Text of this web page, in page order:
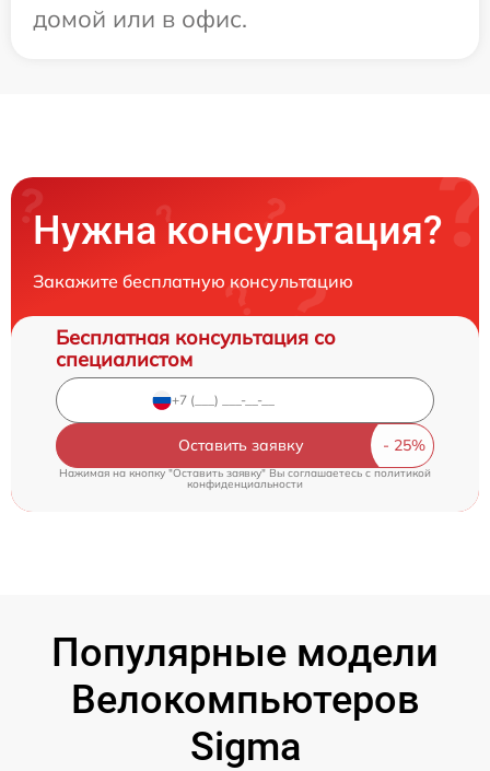
домой или в офис.
Нужна консультация?
Закажите бесплатную консультацию
Бесплатная консультация со
специалистом
Оставить заявку
Нажимая на кнопку "Оставить заявку" Вы соглашаетесь cполитикой
конфиденциальности
Популярные модели
Велокомпьютеров
Sigma